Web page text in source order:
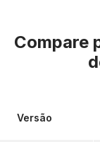
Compare
Versão